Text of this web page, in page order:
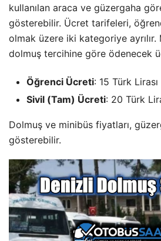
kullanılan araca ve güzergaha
gösterebilir. Ücret tarifeleri,
olmak üzere iki kategoriye ayrılır.
dolmuş tercihine göre ödenecek
Öğrenci Ücreti: 15 Türk Lirası
Sivil (Tam) Ücreti: 20 Türk
Dolmuş ve minibüs fiyatları,
gösterebilir.